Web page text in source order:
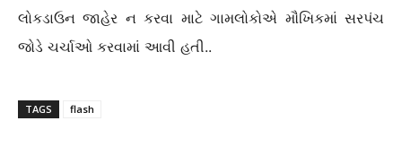
લોકડાઉન જાહેર ન કરવા માટે ગામલોકોએ મૌખિકમાં સરપંચ
જોડે ચર્ચાઓ કરવામાં આવી હતી..
TAGS flash